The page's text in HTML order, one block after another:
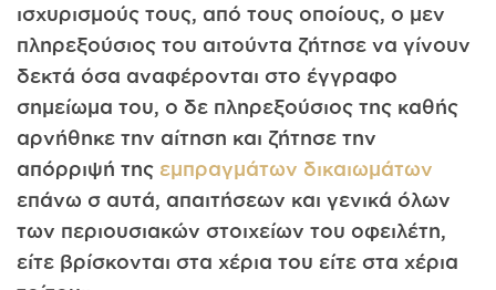
ισχυρισμούς τους, από τους οποίους, ο μεν
πληρεξούσιος του αιτούντα ζήτησε να γίνουν
δεκτά όσα αναφέρονται στο έγγραφο
σημείωμα του, ο δε πληρεξούσιος της καθής
αρνήθηκε την αίτηση και ζήτησε την
απόρριψή της εμπραγμάτων δικαιωμάτων
επάνω σ αυτά, απαιτήσεων και γενικά όλων
των περιουσιακών στοιχείων του οφειλέτη,
είτε βρίσκονται στα χέρια του είτε στα χέρια